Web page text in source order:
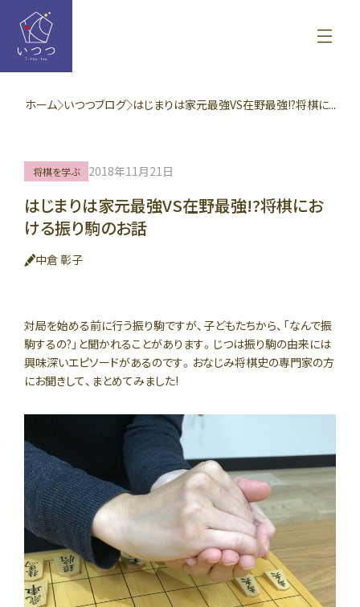
ホーム いつつブログ はじまりは家元最強VS在野最強!?将棋に...
将棋を学ぶ 2018年11月21日
はじまりは家元最強VS在野最強!?将棋にお
ける振り駒のお話
中倉 彰子
対局を始める前に行う振り駒ですが、子どもたちから、「なんで振
駒するの?」と聞かれることがあります。じつは振り駒の由来には
興味深いエピソードがあるのです。おなじみ将棋史の専門家の方
にお聞きして、まとめてみました!